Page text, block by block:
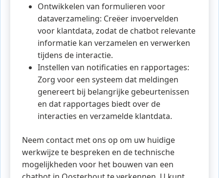
Ontwikkelen van formulieren voor
dataverzameling: Creëer invoervelden
voor klantdata, zodat de chatbot relevante
informatie kan verzamelen en verwerken
tijdens de interactie.
Instellen van notificaties en rapportages:
Zorg voor een systeem dat meldingen
genereert bij belangrijke gebeurtenissen
en dat rapportages biedt over de
interacties en verzamelde klantdata.
Neem contact met ons op om uw huidige
werkwijze te bespreken en de technische
mogelijkheden voor het bouwen van een